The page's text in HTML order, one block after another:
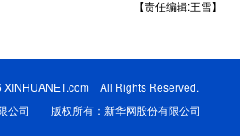
【责任编辑:王雪】
XINHUANET.com All Rights Reserved.
公司 版权所有：新华网股份有限公司